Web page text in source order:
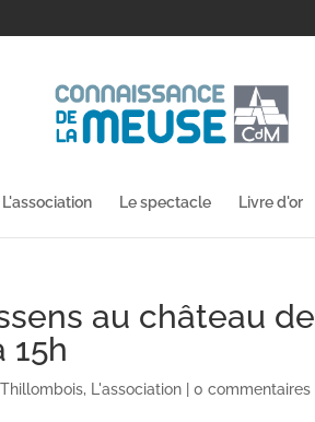
L'association Le spectacle Livre d'or
au château de
15h
, L'association |0 commentaires